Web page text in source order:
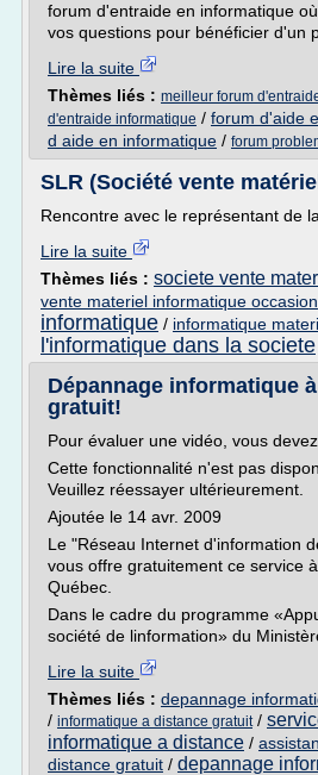
forum d'entraide en informatique
vos questions pour bénéficier d'un
Lire la suite
Thèmes liés : meilleur forum
d'entraide informatique / forum d'aide
d aide en informatique / forum
SLR (Société vente
Rencontre avec le représentant de
Lire la suite
Thèmes liés : societe vente
vente materiel informatique occasion
informatique / informatique
l'informatique dans la societe
Dépannage informatique
gratuit!
Pour évaluer une vidéo, vous
Cette fonctionnalité n'est pas
Veuillez réessayer ultérieurement.
Ajoutée le 14 avr. 2009
Le "Réseau Internet d'information
vous offre gratuitement ce service
Québec.
Dans le cadre du programme
société de linformation» du
Lire la suite
Thèmes liés : depannage
/ informatique a distance gratuit/
informatique a distance /
distance gratuit / depannage